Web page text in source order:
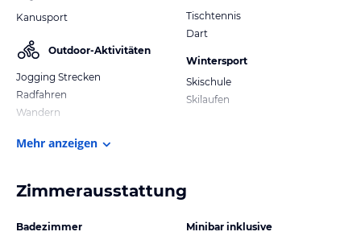
Kanusport
Outdoor-Aktivitäten
Jogging Strecken
Radfahren
Wandern
Tischtennis
Dart
Wintersport
Skischule
Skilaufen
Mehr anzeigen
Zimmerausstattung
Badezimmer
Minibar inklusive